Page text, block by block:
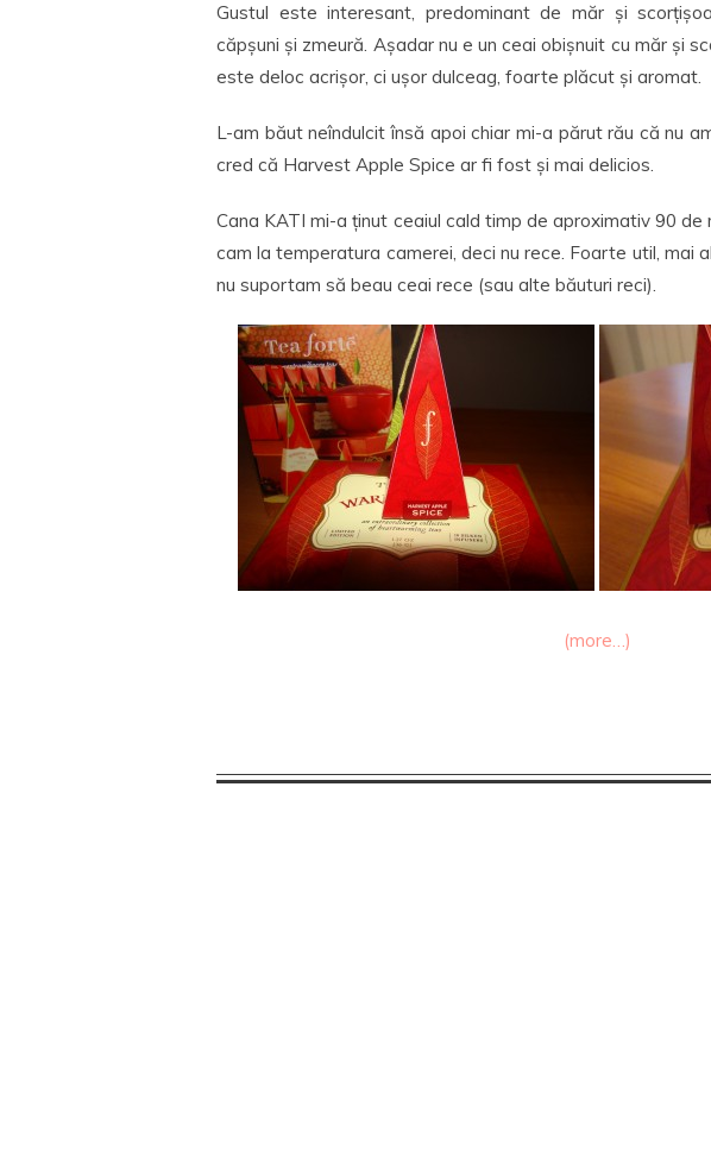
Gustul este interesant, predominant de măr și
căpșuni și zmeură. Așadar nu e un ceai obișnuit cu măr și
este deloc acrișor, ci ușor dulceag, foarte plăcut și aromat.
L-am băut neîndulcit însă apoi chiar mi-a părut rău că nu
cred că Harvest Apple Spice ar fi fost și mai delicios.
Cana KATI mi-a ținut ceaiul cald timp de aproximativ 90 de
cam la temperatura camerei, deci nu rece. Foarte util, mai
nu suportam să beau ceai rece (sau alte băuturi reci).
(more…)